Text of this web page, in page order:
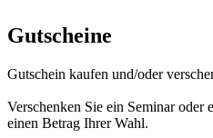
Gutscheine
Gutschein kaufen und/oder
Verschenken Sie ein Seminar oder
einen Betrag Ihrer Wahl.